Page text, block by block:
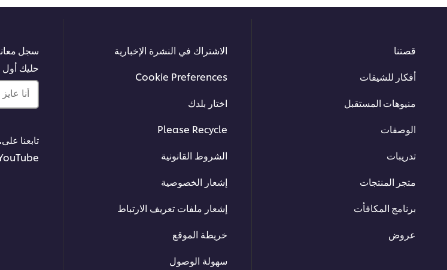
قصتنا
أفكار للشيفات
منيوهات المستقبل
الوصفات
تدريبات
متجر المنتجات
برنامج المكافأت
عروض
الاشتراك في النشرة الإخبارية
Cookie Preferences
اختار بلدك
Please Recycle
الشروط القانونية
إشعار الخصوصية
إشعار ملفات تعريف الارتباط
خريطة الموقع
سهولة الوصول
سجل
حليك أول
أنا
تابعنا